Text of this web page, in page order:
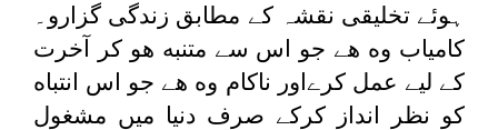
ہوئے تخلیقی نقشہ کے مطابق زندگی گزارو۔
كامياب وه هے جو اس سے متنبه هو كر آخرت
كے لیے عمل كرےاور ناكام وه هے جو اس انتباه
كو نظر انداز كركے صرف دنيا ميں مشغول